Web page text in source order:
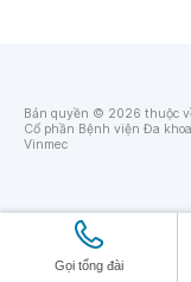
Gọi tổng đài
Bản quyền © 2026 thuộc
Cổ phần Bệnh viện Đa
Vinmec